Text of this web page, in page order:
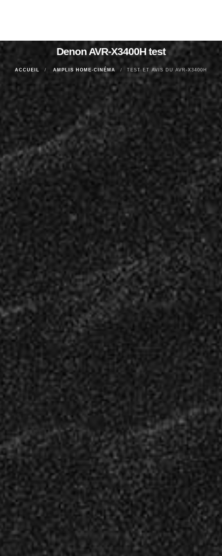
Denon AVR-X3400H test
ACCUEIL AMPLIS HOME-CINÉMA TEST ET AVIS DU AVR-X3400H